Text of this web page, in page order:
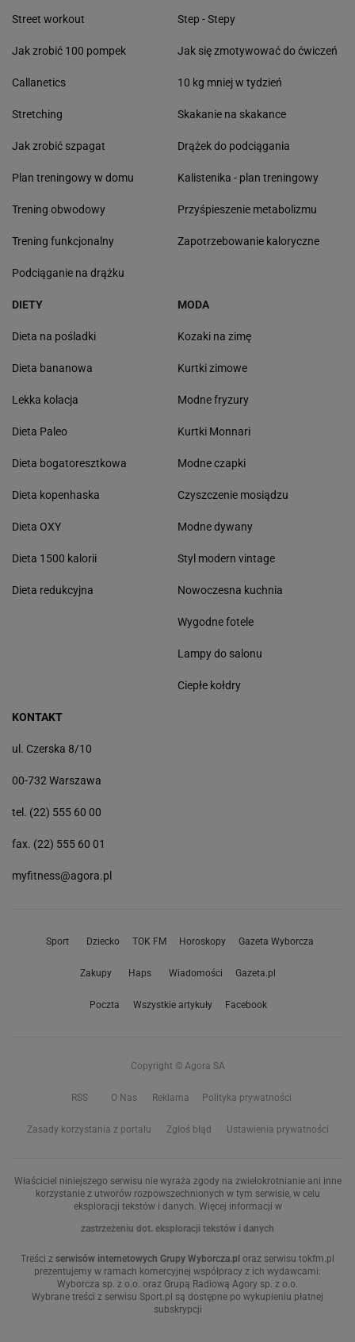
Street workout
Jak zrobić 100 pompek
Callanetics
Stretching
Jak zrobić szpagat
Plan treningowy w domu
Trening obwodowy
Trening funkcjonalny
Podciąganie na drążku
Step - Stepy
Jak się zmotywować do ćwiczeń
10 kg mniej w tydzień
Skakanie na skakance
Drążek do podciągania
Kalistenika - plan treningowy
Przyśpieszenie metabolizmu
Zapotrzebowanie kaloryczne
DIETY
Dieta na pośladki
Dieta bananowa
Lekka kolacja
Dieta Paleo
Dieta bogatoresztkowa
Dieta kopenhaska
Dieta OXY
Dieta 1500 kalorii
Dieta redukcyjna
MODA
Kozaki na zimę
Kurtki zimowe
Modne fryzury
Kurtki Monnari
Modne czapki
Czyszczenie mosiądzu
Modne dywany
Styl modern vintage
Nowoczesna kuchnia
Wygodne fotele
Lampy do salonu
Ciepłe kołdry
KONTAKT
ul. Czerska 8/10
00-732 Warszawa
tel. (22) 555 60 00
fax. (22) 555 60 01
myfitness@agora.pl
Sport Dziecko TOK FM Horoskopy Gazeta Wyborcza
Zakupy Haps Wiadomości Gazeta.pl
Poczta Wszystkie artykuły Facebook
Copyright © Agora SA
RSS O Nas Reklama Polityka prywatności
Zasady korzystania z portalu Zgłoś błąd Ustawienia prywatności
Właściciel niniejszego serwisu nie wyraża zgody na zwielokrotnianie ani inne
korzystanie z utworów rozpowszechnionych w tym serwisie, w celu
eksploracji tekstów i danych. Więcej informacji w
zastrzeżeniu dot. eksploracji tekstów i danych
Treści z serwisów internetowych Grupy Wyborcza.pl oraz serwisu tokfm.pl
prezentujemy w ramach komercyjnej współpracy z ich wydawcami:
Wyborcza sp. z o.o. oraz Grupą Radiową Agory sp. z o.o.
Wybrane treści z serwisu Sport.pl są dostępne po wykupieniu płatnej
subskrypcji